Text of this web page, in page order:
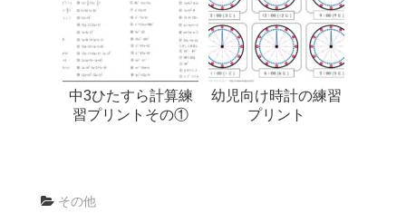
中3ひたすら計算練
習プリントその①
幼児向け時計の練習
プリント
その他